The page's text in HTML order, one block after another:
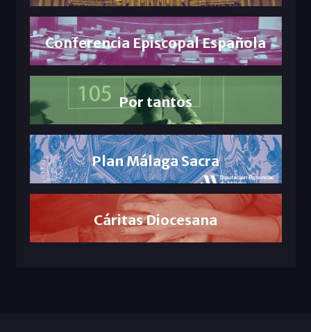
Conferencia Episcopal Española
Por tantos
Plan Málaga Sacra
Cáritas Diocesana